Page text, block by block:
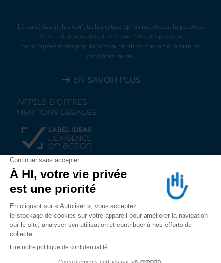
Là où sévissent les conflits, les catastrophes naturelles, la pauvreté
et l’exclusion, nous travaillons aux côtés des personnes
handicapées et des populations vulnérables pour améliorer leurs
conditions de vie.
EN SAVOIR PLUS
APPELS D'OFFRES
MENTIONS LÉGALES
FAIRE UN DON
NOUS REJOINDRE
NOUS ALERTER
SUIVEZ-NOUS SUR
LES RESEAUX SOCIAUX